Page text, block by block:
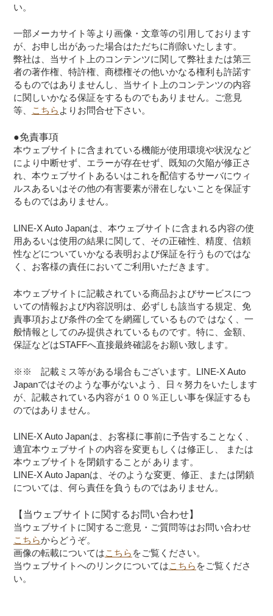
い。
一部メーカサイト等より画像・文章等の引用しております
が、お申し出があった場合はただちに削除いたします。
弊社は、当サイト上のコンテンツに関して弊社または第三
者の著作権、特許権、商標権その他いかなる権利も許諾す
るものではありませんし、当サイト上のコンテンツの内容
に関しいかなる保証をするものでもありません。ご意見
等、
こちら よりお問合せ下さい。
●免責事項
本ウェブサイトに含まれている機能が使用環境や状況など
により中断せず、エラーが存在せず、既知の欠陥が修正さ
れ、本ウェブサイトあるいはこれを配信するサーバにウィ
ルスあるいはその他の有害要素が潜在しないことを保証す
るものではありません。
LINE-X Auto Japanは、本ウェブサイトに含まれる内容の使
用あるいは使用の結果に関して、その正確性、精度、信頼
性などについていかなる表明および保証を行うものではな
く、お客様の責任においてご利用いただきます。
本ウェブサイトに記載されている商品およびサービスにつ
いての情報および内容説明は、必ずしも該当する規定、免
責事項および条件の全てを網羅しているもので はなく、一
般情報としてのみ提供されているものです。特に、金額、
保証などはSTAFFへ直接最終確認をお願い致します。
※※ 記載ミス等がある場合もございます。LINE-X Auto
Japanではそのような事がないよう、日々努力をいたします
が、記載されている内容が１００％正しい事を保証するも
のではありません。
LINE-X Auto Japanは、お客様に事前に予告することなく、
適宜本ウェブサイトの内容を変更もしくは修正し、 または
本ウェブサイトを閉鎖することが あります。
LINE-X Auto Japanは、そのような変更、修正、または閉鎖
については、何ら責任を負うものではありません。
【当ウェブサイトに関するお問い合わせ】
当ウェブサイトに関するご意見・ご質問等はお問い合わせ
こちらからどうぞ。
画像の転載についてはこちら をご覧ください。
当ウェブサイトへのリンクについてはこちら をご覧くださ
い。